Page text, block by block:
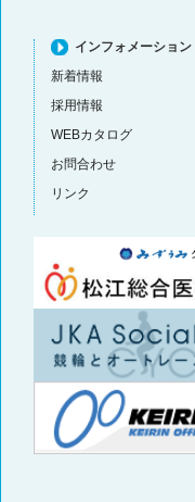
インフォメーション
新着情報
採用情報
WEBカタログ
お問合わせ
リンク